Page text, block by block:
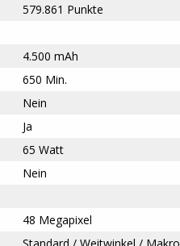
579.861 Punkte
4.500 mAh
650 Min.
Nein
Ja
65 Watt
Nein
48 Megapixel